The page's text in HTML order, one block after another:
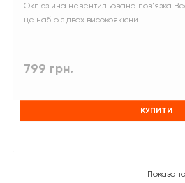
Оклюзійна невентильована пов'язка
це набір з двох високоякісни..
799 грн.
КУПИТИ